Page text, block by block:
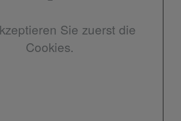
Sie zuerst die
Cookies.